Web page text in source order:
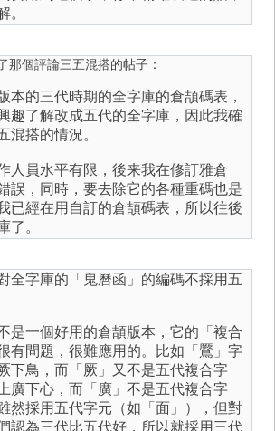
。
那個評論三五混搭的帖子：
本的三代時期的全字庫的倉頡碼表，
趣了解改成五代的全字庫，因此我確
混搭的情況。
人員水平有限，後来我在修訂雅倉
誤，同時，要去除它的各種重碼也是
已經在用自訂的倉頡碼表，所以往後
了。
全字庫的「鬼曆函」的編碼不採用五
是一個好用的倉頡版本，它的「複合
有問題，很難應用的。比如「鷢」字
下鳥，而「厥」又不是五代複合字
廣下心，而「廣」不是五代複合字
然採用五代字元（如「面」），但對
認為三代比五代好，所以就採用三代